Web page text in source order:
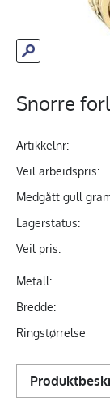
Snorre
Artikkelnr:
Veil arbeidspris:
Medgått gull
Lagerstatus:
Veil pris:
Metall:
Bredde:
Ringstørrelse